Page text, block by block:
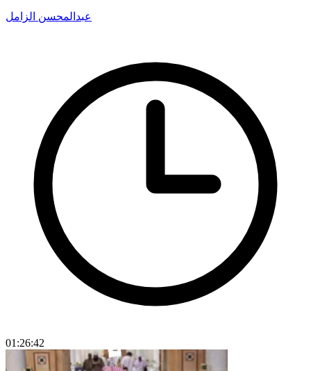
عبدالمحسن الزامل
01:26:42